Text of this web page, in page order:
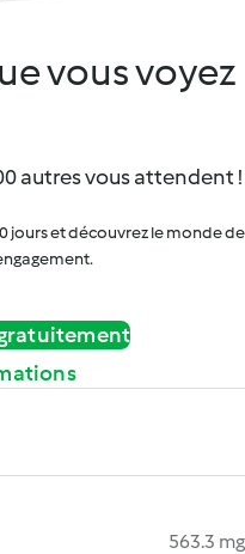
vous voyez
autres vous attendent !
jours et découvrez le monde de
563.3 mg